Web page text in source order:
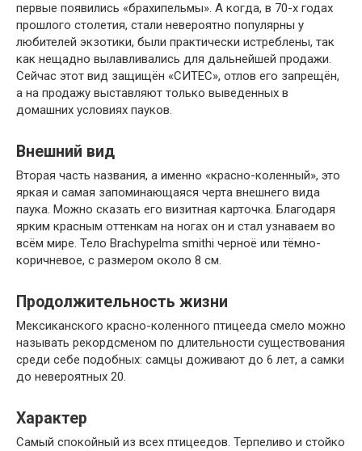
первые появились «брахипельмы». А когда, в 70-х годах
прошлого столетия, стали невероятно популярны у
любителей экзотики, были практически истреблены, так
как нещадно вылавливались для дальнейшей продажи.
Сейчас этот вид защищён «СИТЕС», отлов его запрещён,
а на продажу выставляют только выведенных в
домашних условиях пауков.
Внешний вид
Вторая часть названия, а именно «красно-коленный», это
яркая и самая запоминающаяся черта внешнего вида
паука. Можно сказать его визитная карточка. Благодаря
ярким красным оттенкам на ногах он и стал узнаваем во
всём мире. Тело Brachypelma smithi черноё или тёмно-
коричневое, с размером около 8 см.
Продолжительность жизни
Мексиканского красно-коленного птицееда смело можно
называть рекордсменом по длительности существования
среди себе подобных: самцы доживают до 6 лет, а самки
до невероятных 20.
Характер
Самый спокойный из всех птицеедов. Терпеливо и стойко